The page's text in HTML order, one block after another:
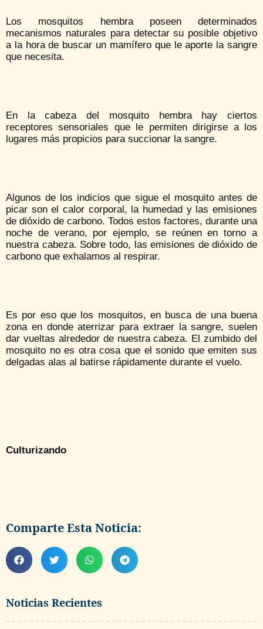
Noticias Recientes
Los mosquitos hembra poseen determinados
mecanismos naturales para detectar su posible objetivo
a la hora de buscar un mamífero que le aporte la sangre
que necesita.
En la cabeza del mosquito hembra hay ciertos
receptores sensoriales que le permiten dirigirse a los
lugares más propicios para succionar la sangre.
Algunos de los indicios que sigue el mosquito antes de
picar son el calor corporal, la humedad y las emisiones
de dióxido de carbono. Todos estos factores, durante una
noche de verano, por ejemplo, se reúnen en torno a
nuestra cabeza. Sobre todo, las emisiones de dióxido de
carbono que exhalamos al respirar.
Es por eso que los mosquitos, en busca de una buena
zona en donde aterrizar para extraer la sangre, suelen
dar vueltas alrededor de nuestra cabeza. El zumbido del
mosquito no es otra cosa que el sonido que emiten sus
delgadas alas al batirse rápidamente durante el vuelo.
Culturizando
Comparte Esta Noticia: